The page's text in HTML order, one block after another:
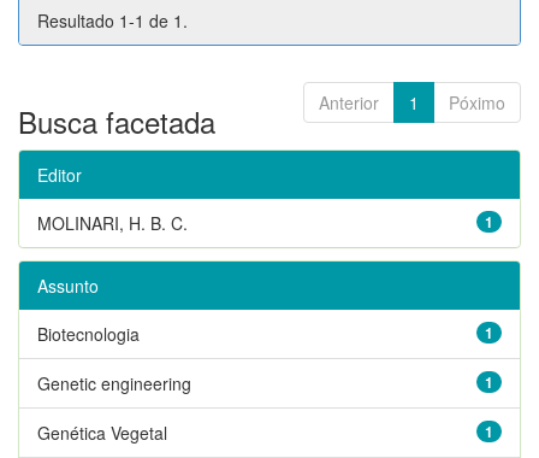
Resultado 1-1 de 1.
Anterior 1 Póximo
Busca facetada
Editor
1
MOLINARI, H. B. C.
Assunto
1
Biotecnologia
1
Genetic engineering
1
Genética Vegetal